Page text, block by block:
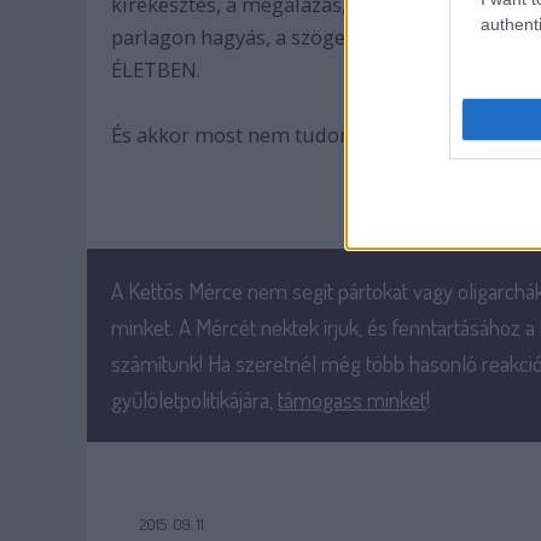
parlagon hagyás, a szögesdróttábor nem lesz
ÉLETBEN.
És akkor most nem tudom, hogy ide kell e
A Kettős Mérce nem segít pártokat vagy
minket. A Mércét nektek írjuk, és fenntartásához
számítunk! Ha szeretnél még több hasonló
gyűlöletpolitikájára, támogass minket!
2015. 09. 11.